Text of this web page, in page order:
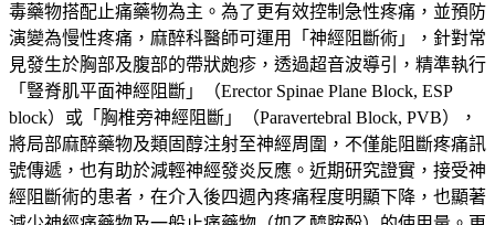
毒藥物搭配止痛藥物為主。為了更有效控制急性疼痛，並預防
演變為慢性疼痛，麻醉科醫師可運用「神經阻斷術」，針對常
見發生於胸部及腹部的帶狀皰疹，透過超音波導引，精準執行
「豎脊肌平面神經阻斷」（Erector Spinae Plane Block, ESP
block）或「胸椎旁神經阻斷」（Paravertebral Block, PVB），
將局部麻醉藥物及類固醇注射至神經周圍，不僅能阻斷疼痛訊
號傳遞，也有助於減輕神經發炎反應。近期研究證實，接受神
經阻斷術的患者，在介入後四週內疼痛程度明顯下降，也顯著